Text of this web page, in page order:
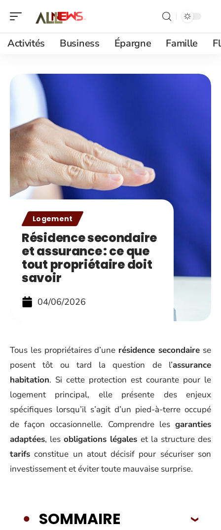
Activités Business Épargne Famille
Logement
Résidence secondaire
et assurance : ce que
tout propriétaire doit
savoir
04/06/2026
Tous les propriétaires d’une résidence secondaire se
posent tôt ou tard la question de l’assurance
habitation. Si cette protection est courante pour le
logement principal, elle présente des enjeux
spécifiques lorsqu’il s’agit d’un pied-à-terre occupé
de façon occasionnelle. Comprendre les garanties
adaptées, lesobligations légales et la structure des
tarifs constitue un atout décisif pour sécuriser son
investissement et éviter toute mauvaise surprise.
SOMMAIRE